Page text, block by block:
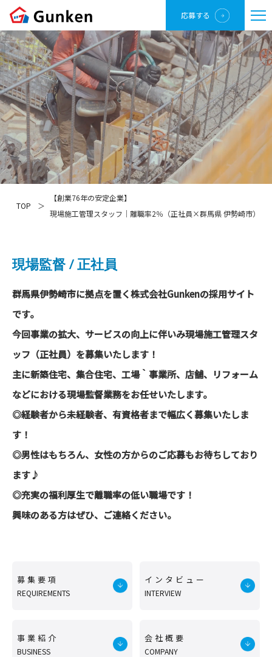
応募する
TOP
【創業76年の安定企業】
現場施工管理スタッフ｜離職率2％（正社員×群馬県 伊勢崎市）
現場監督 / 正社員
群馬県伊勢崎市に拠点を置く株式会社Gunkenの採用サイト
です。
今回事業の拡大、サービスの向上に伴いみ現場施工管理スタ
ッフ（正社員）を募集いたします！
主に新築住宅、集合住宅、工場｀事業所、店舗、リフォーム
などにおける現場監督業務をお任せいたします。
◎経験者から未経験者、有資格者まで幅広く募集いたしま
す！
◎男性はもちろん、女性の方からのご応募もお待ちしており
ます♪
◎充実の福利厚生で離職率の低い職場です！
興味のある方はぜひ、ご連絡ください。
募集要項
REQUIREMENTS
インタビュー
INTERVIEW
事業紹介
BUSINESS
会社概要
COMPANY